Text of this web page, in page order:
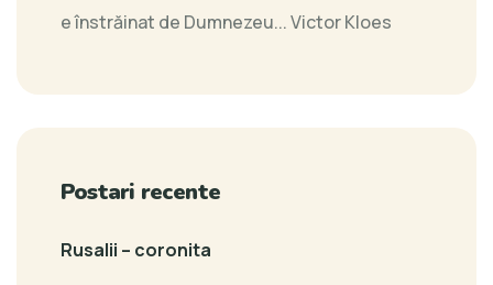
e înstrăinat de Dumnezeu...Victor Kloes
Postari recente
Rusalii – coronita